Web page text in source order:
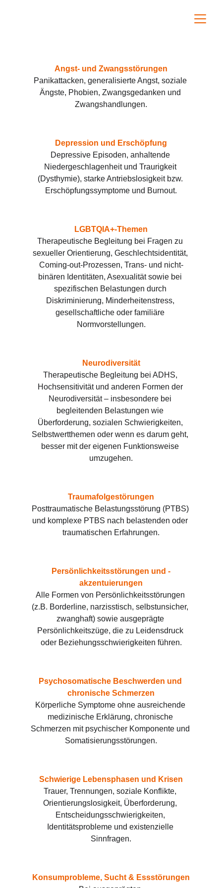
Angst- und Zwangsstörungen
Panikattacken, generalisierte Angst, soziale
Ängste, Phobien, Zwangsgedanken und
Zwangshandlungen.
Depression und Erschöpfung
Depressive Episoden, anhaltende
Niedergeschlagenheit und Traurigkeit
(Dysthymie), starke Antriebslosigkeit bzw.
Erschöpfungssymptome und Burnout.
LGBTQIA+-Themen
Therapeutische Begleitung bei Fragen zu
sexueller Orientierung, Geschlechtsidentität,
Coming-out-Prozessen, Trans- und nicht-
binären Identitäten, Asexualität sowie bei
spezifischen Belastungen durch
Diskriminierung, Minderheitenstress,
gesellschaftliche oder familiäre
Normvorstellungen.
Neurodiversität
Therapeutische Begleitung bei ADHS,
Hochsensitivität und anderen Formen der
Neurodiversität – insbesondere bei
begleitenden Belastungen wie
Überforderung, sozialen Schwierigkeiten,
Selbstwertthemen oder wenn es darum geht,
besser mit der eigenen Funktionsweise
umzugehen.
Traumafolgestörungen
Posttraumatische Belastungsstörung (PTBS)
und komplexe PTBS nach belastenden oder
traumatischen Erfahrungen.
Persönlichkeitsstörungen und -
akzentuierungen
Alle Formen von Persönlichkeitsstörungen
(z.B. Borderline, narzisstisch, selbstunsicher,
zwanghaft) sowie ausgeprägte
Persönlichkeitszüge, die zu Leidensdruck
oder Beziehungsschwierigkeiten führen.
Psychosomatische Beschwerden und
chronische Schmerzen
Körperliche Symptome ohne ausreichende
medizinische Erklärung, chronische
Schmerzen mit psychischer Komponente und
Somatisierungsstörungen.
Schwierige Lebensphasen und Krisen
Trauer, Trennungen, soziale Konflikte,
Orientierungslosigkeit, Überforderung,
Entscheidungsschwierigkeiten,
Identitätsprobleme und existenzielle
Sinnfragen.
Konsumprobleme, Sucht & Essstörungen